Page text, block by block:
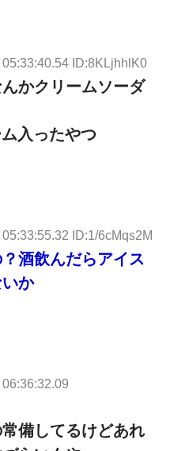
ID:8KLjhhlK0
かクリームソーダ
入ったやつ
ID:1/6cMqs2M
酒飲んだらアイス
か
備してるけどあれ